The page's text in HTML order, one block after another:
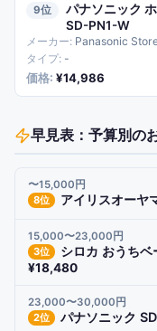
9
パナソニック
SD-PN1-W
Panasonic
-
¥14,986
早見表：予算別の
〜15,000円
8位 アイリスオー
15,000〜23,000円
3位 シロカ おうち
¥18,480
23,000〜30,000円
2位 パナソニック